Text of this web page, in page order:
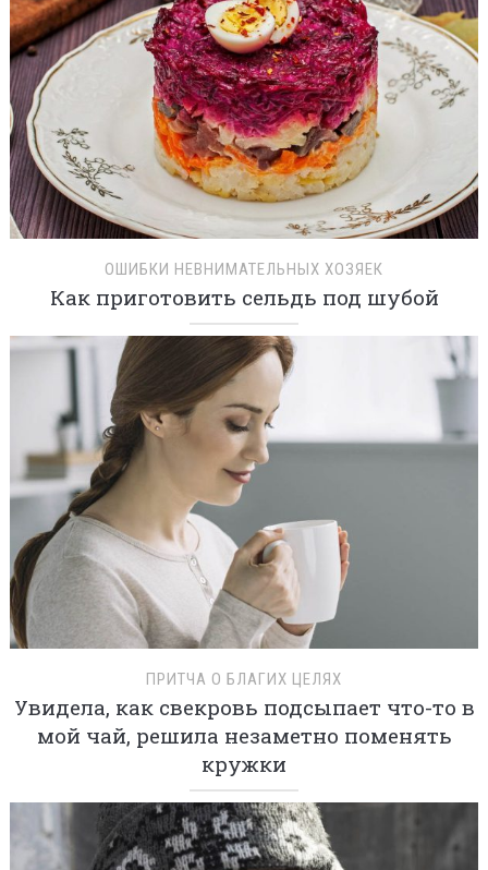
ОШИБКИ НЕВНИМАТЕЛЬНЫХ ХОЗЯЕК
Как приготовить сельдь под шубой
ПРИТЧА О БЛАГИХ ЦЕЛЯХ
Увидела, как свекровь подсыпает что-то в
мой чай, решила незаметно поменять
кружки